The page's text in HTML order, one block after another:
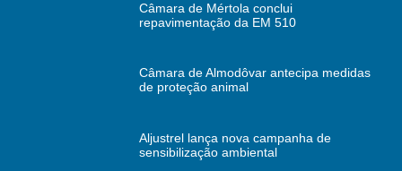
Câmara de Mértola conclui
repavimentação da EM 510
Câmara de Almodôvar antecipa medidas
de proteção animal
Aljustrel lança nova campanha de
sensibilização ambiental